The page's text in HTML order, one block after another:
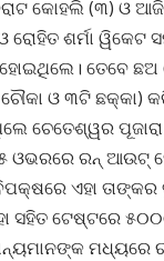
କୋହଲି (୩) ଓ
ଶର୍ମା ୱିକେଟ
ତେବେ ଛଅ
ଓ ୩ଟି
ଚେତେଶ୍ୱର
ଓଭରରେ ରନ୍ ଆଉଟ୍
ଏହା ତାଙ୍କର
ସହିତ ଟେଷ୍ଟରେ